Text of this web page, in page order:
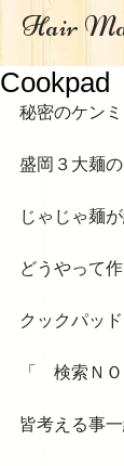
Hair
Cookpad
秘密のケン
盛岡３大麺
じゃじゃ麺
どうやって
クックパッ
「　検索Ｎ
皆考える事